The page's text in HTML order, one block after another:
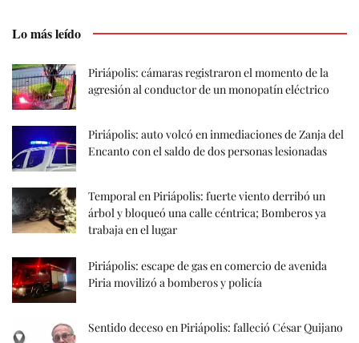
Lo más leído
Piriápolis: cámaras registraron el momento de la
agresión al conductor de un monopatín eléctrico
Piriápolis: auto volcó en inmediaciones de Zanja del
Encanto con el saldo de dos personas lesionadas
Temporal en Piriápolis: fuerte viento derribó un
árbol y bloqueó una calle céntrica; Bomberos ya
trabaja en el lugar
Piriápolis: escape de gas en comercio de avenida
Piria movilizó a bomberos y policía
Sentido deceso en Piriápolis: falleció César Quijano